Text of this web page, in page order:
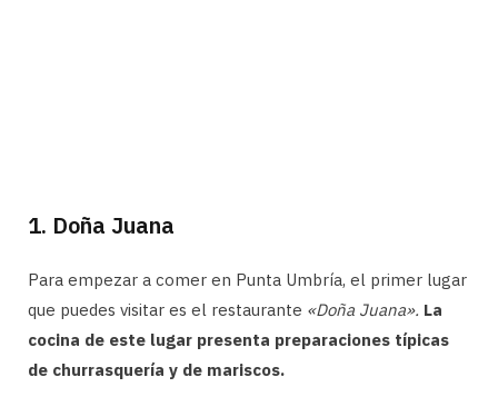
1. Doña Juana
Para empezar a comer en Punta Umbría, el primer lugar
que puedes visitar es el restaurante «Doña Juana». La
cocina de este lugar presenta preparaciones típicas
de churrasquería y de mariscos.